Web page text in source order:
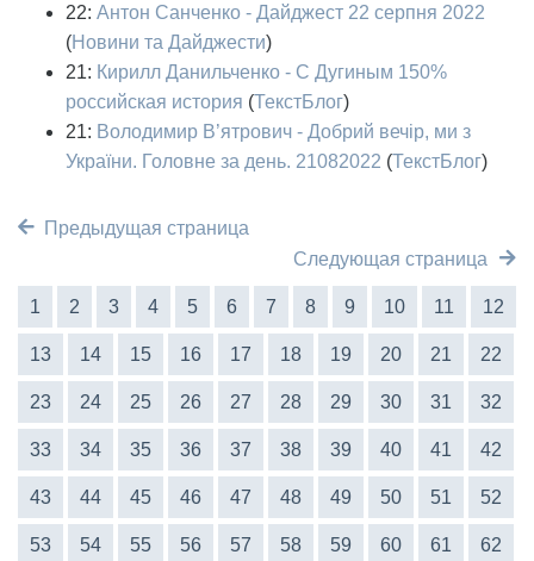
22: Антон Санченко - Дайджест 22 серпня 2022
(Новини та Дайджести)
21: Кирилл Данильченко - С Дугиным 150%
российская история (ТекстБлог)
21: Володимир В’ятрович - Добрий вечір, ми з
України. Головне за день. 21082022 (ТекстБлог)
Предыдущая страница
Следующая страница
1 2 3 4 5 6 7 8 9 10 11 12
13 14 15 16 17 18 19 20 21 22
23 24 25 26 27 28 29 30 31 32
33 34 35 36 37 38 39 40 41 42
43 44 45 46 47 48 49 50 51 52
53 54 55 56 57 58 59 60 61 62